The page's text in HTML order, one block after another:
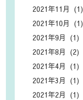
2021年11月 (1)
2021年10月 (1)
2021年9月 (1)
2021年8月 (2)
2021年4月 (1)
2021年3月 (1)
2021年2月 (1)